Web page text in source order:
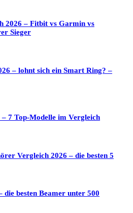
2026 – Fitbit vs Garmin vs
Sieger
– lohnt sich ein Smart Ring? –
7 Top-Modelle im Vergleich
Vergleich 2026 – die besten 5
die besten Beamer unter 500